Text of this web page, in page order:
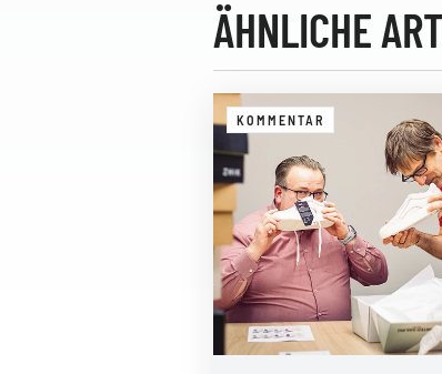
ÄHNLICHE
KOMMENTAR